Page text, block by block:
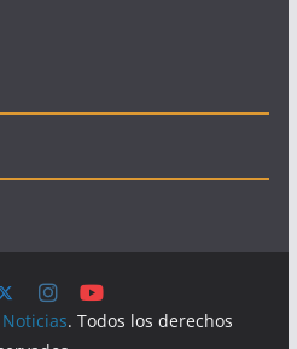
Noticias. Todos los derechos